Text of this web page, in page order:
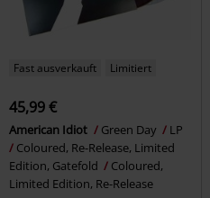
Fast ausverkauft Limitiert
45,99 €
American Idiot Green Day
LP
Coloured, Re-Release, Limited
Edition, Gatefold
Coloured,
Limited Edition, Re-Release